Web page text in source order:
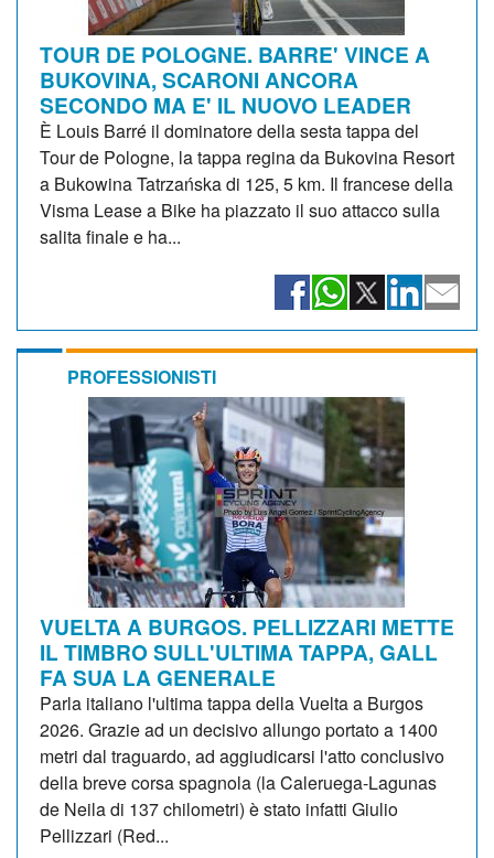
TOUR DE POLOGNE. BARRE' VINCE A
BUKOVINA, SCARONI ANCORA
SECONDO MA E' IL NUOVO LEADER
È Louis Barré il dominatore della sesta tappa del
Tour de Pologne, la tappa regina da Bukovina Resort
a Bukowina Tatrzańska di 125, 5 km. Il francese della
Visma Lease a Bike ha piazzato il suo attacco sulla
salita finale e ha...
PROFESSIONISTI
VUELTA A BURGOS. PELLIZZARI METTE
IL TIMBRO SULL'ULTIMA TAPPA, GALL
FA SUA LA GENERALE
Parla italiano l'ultima tappa della Vuelta a Burgos
2026. Grazie ad un decisivo allungo portato a 1400
metri dal traguardo, ad aggiudicarsi l'atto conclusivo
della breve corsa spagnola (la Caleruega-Lagunas
de Neila di 137 chilometri) è stato infatti Giulio
Pellizzari (Red...